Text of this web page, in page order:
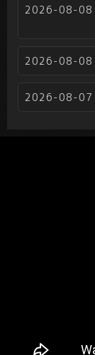
2026-08-08
2026-08-08
2026-08-07